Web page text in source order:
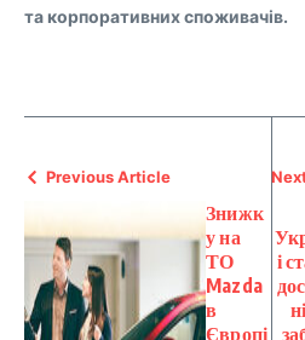
та корпоративних споживачів.
Previous Article
Знижк
у на
ТО
Mazda
в
Європі
і